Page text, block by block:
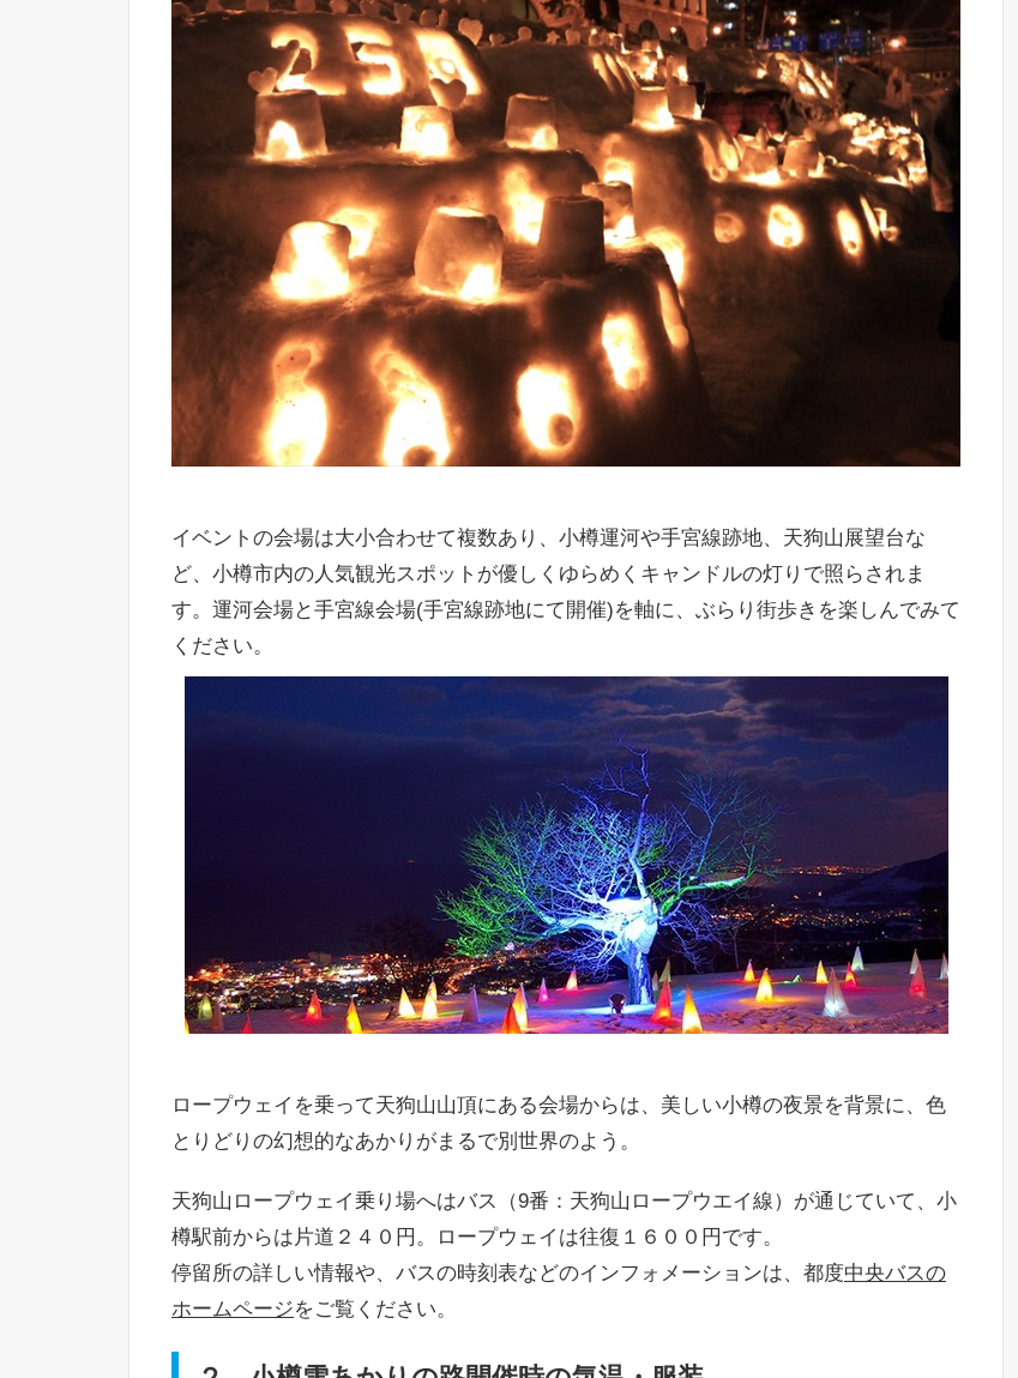
イベントの会場は大小合わせて複数あり、小樽運河や手宮線跡地、天狗山展望台な
ど、小樽市内の人気観光スポットが優しくゆらめくキャンドルの灯りで照らされま
す。 運河会場と手宮線会場(手宮線跡地にて開催)を軸に、ぶらり街歩きを楽しんでみて
ください。
ロープウェイを乗って天狗山山頂にある会場からは、美しい小樽の夜景を背景に、色
とりどりの幻想的なあかりがまるで別世界のよう。
天狗山ロープウェイ乗り場へはバス（9番：天狗山ロープウエイ線）が通じていて、小
樽駅前からは片道２４０円。ロープウェイは往復１６００円です。
停留所の詳しい情報や、バスの時刻表などのインフォメーションは、都度中央バスの
ホームページをご覧ください。